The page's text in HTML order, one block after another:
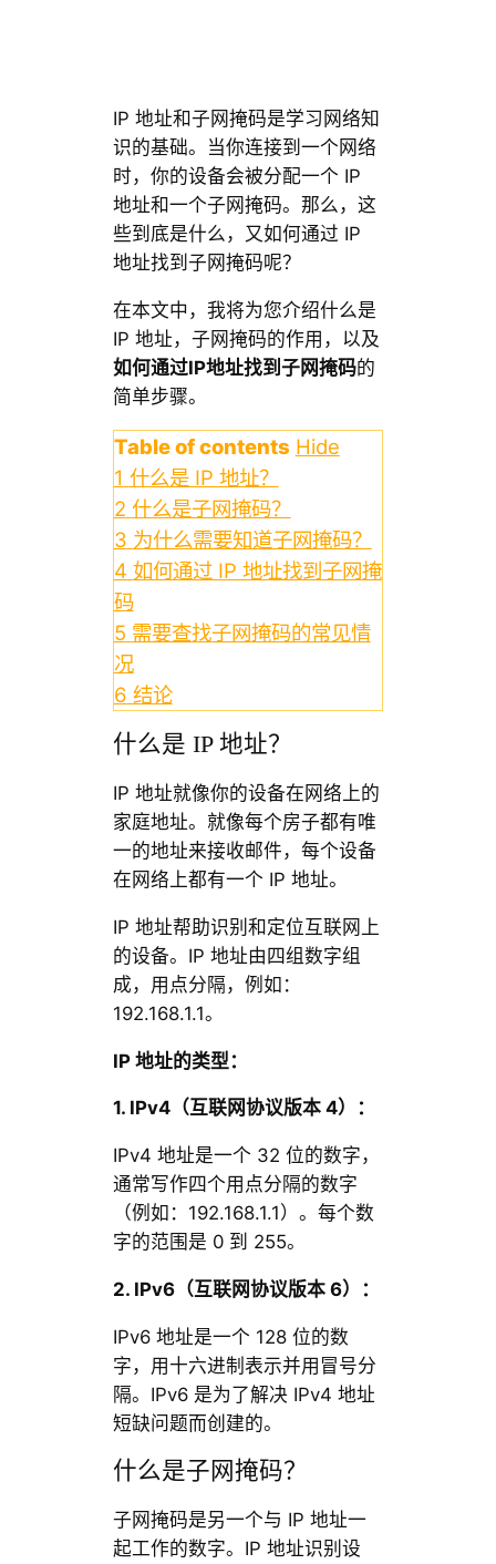
IP 地址和子网掩码是学习网络知
识的基础。当你连接到一个网络
时，你的设备会被分配一个 IP
地址和一个子网掩码。那么，这
些到底是什么，又如何通过 IP
地址找到子网掩码呢？
在本文中，我将为您介绍什么是
IP 地址，子网掩码的作用，以及
如何通过IP地址找到子网掩码的
简单步骤。
Table of contents Hide
1 什么是 IP 地址？
2 什么是子网掩码？
3 为什么需要知道子网掩码？
4 如何通过 IP 地址找到子网掩
码
5 需要查找子网掩码的常见情
况
6 结论
什么是 IP 地址？
IP 地址就像你的设备在网络上的
家庭地址。就像每个房子都有唯
一的地址来接收邮件，每个设备
在网络上都有一个 IP 地址。
IP 地址帮助识别和定位互联网上
的设备。IP 地址由四组数字组
成，用点分隔，例如：
192.168.1.1。
IP 地址的类型：
1. IPv4（互联网协议版本 4）：
IPv4 地址是一个 32 位的数字，
通常写作四个用点分隔的数字
（例如：192.168.1.1）。每个数
字的范围是 0 到 255。
2. IPv6（互联网协议版本 6）：
IPv6 地址是一个 128 位的数
字，用十六进制表示并用冒号分
隔。IPv6 是为了解决 IPv4 地址
短缺问题而创建的。
什么是子网掩码？
子网掩码是另一个与 IP 地址一
起工作的数字。IP 地址识别设